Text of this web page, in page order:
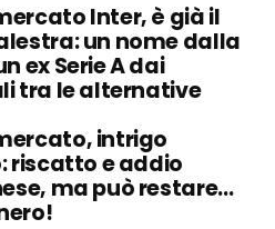
Inter, è già il
un nome dalla
ex Serie A dai
tra le alternative
intrigo
riscatto e addio
ma può restare…